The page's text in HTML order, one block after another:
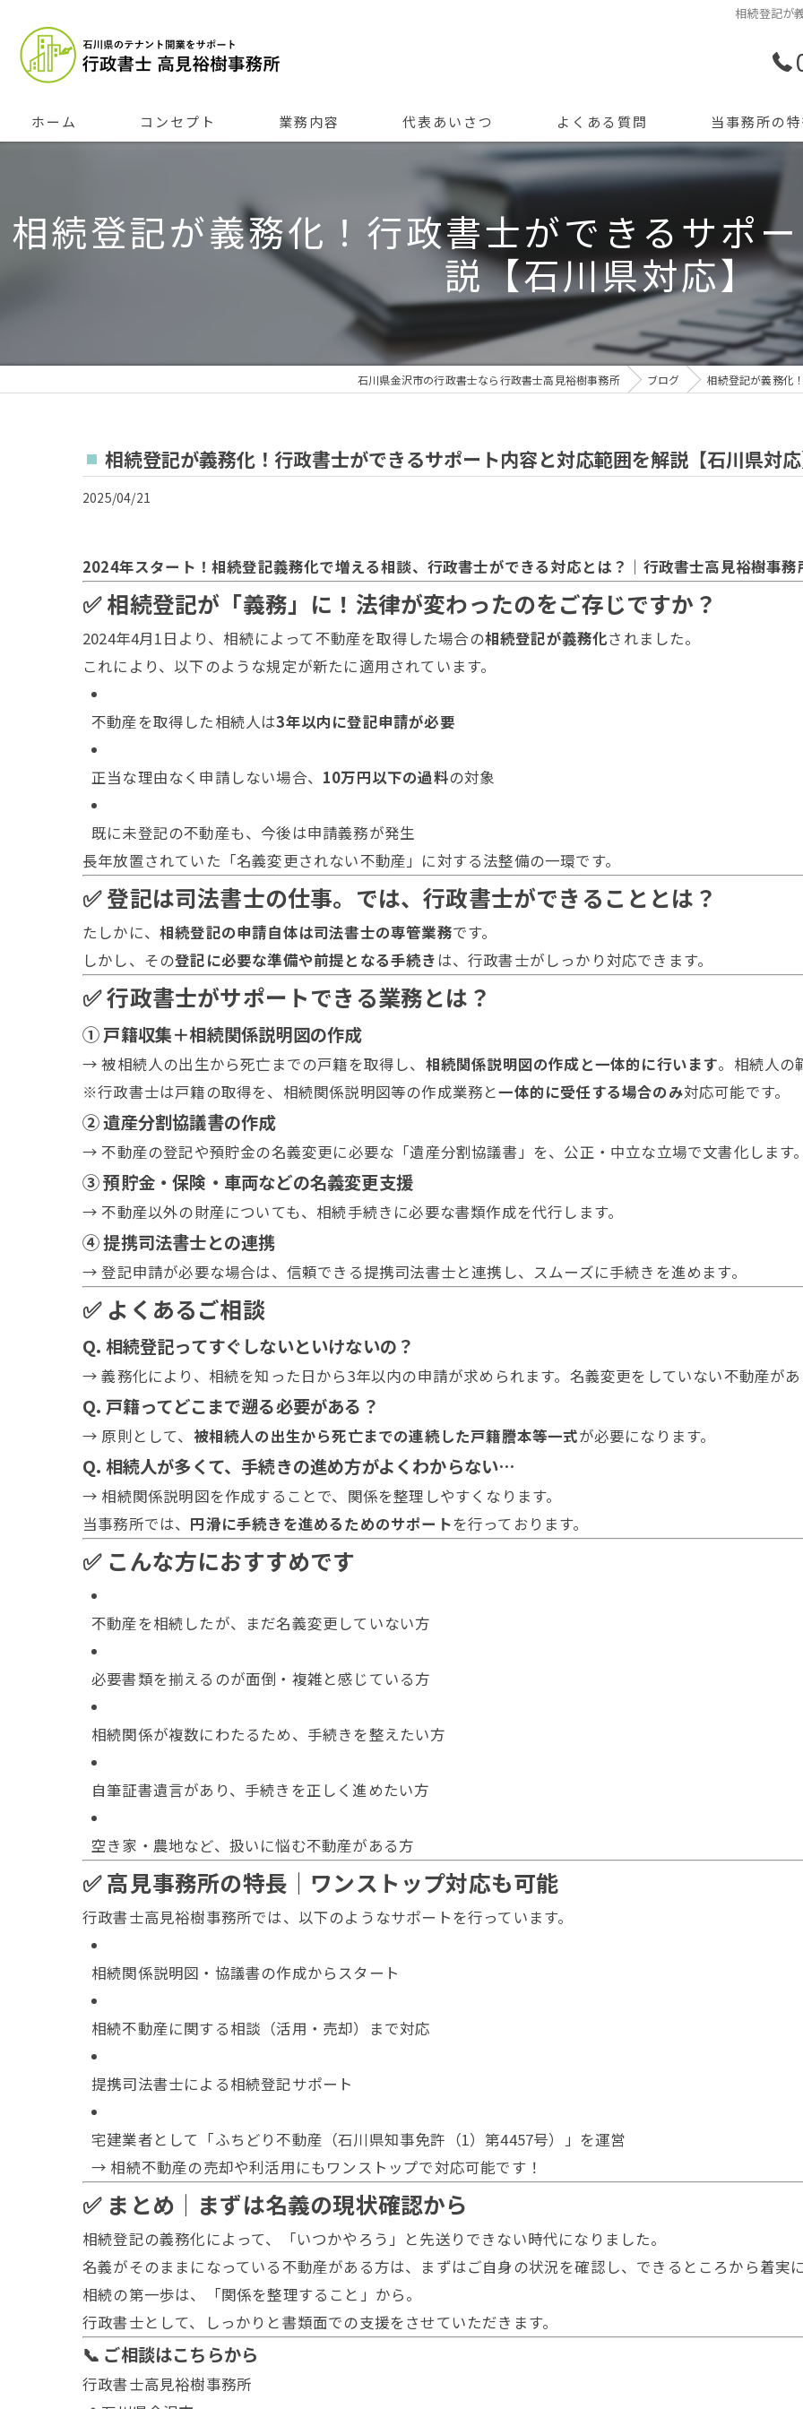
相続登記が
ホーム コンセプト 業務内容 代表あいさつ よくある質問 当事務所の
許認可申請
創業支援
開業
資金調達
会計記帳
相続登記が義務化！行政書士ができるサポ
説【石川県対応】
石川県金沢市の行政書士なら行政書士高見裕樹事務所 ブログ 相続登記が義務化
相続登記が義務化！行政書士ができるサポート内容と対応範囲を解説【石川県対応
2025/04/21
2024年スタート！相続登記義務化で増える相談、行政書士ができる対応とは？｜行政書士高見裕樹事務
✅ 相続登記が「義務」に！法律が変わったのをご存じですか？
2024年4月1日より、相続によって不動産を取得した場合の相続登記が義務化されました。
これにより、以下のような規定が新たに適用されています。
不動産を取得した相続人は3年以内に登記申請が必要
正当な理由なく申請しない場合、 10万円以下の過料の対象
既に未登記の不動産も、今後は申請義務が発生
長年放置されていた「名義変更されない不動産」に対する法整備の一環です。
✅ 登記は司法書士の仕事。では、行政書士ができることとは？
たしかに、 相続登記の申請自体は司法書士の専管業務です。
しかし、その登記に必要な準備や前提となる手続き は、行政書士がしっかり対応できます。
✅ 行政書士がサポートできる業務とは？
① 戸籍収集＋相続関係説明図の作成
→ 被相続人の出生から死亡までの戸籍を取得し、 相続関係説明図の作成と一体的に行います。相続人の
※行政書士は戸籍の取得を、相続関係説明図等の作成業務と一体的に受任する場合のみ対応可能です。
② 遺産分割協議書の作成
→ 不動産の登記や預貯金の名義変更に必要な「遺産分割協議書」を、公正・中立な立場で文書化します。
③ 預貯金・保険・車両などの名義変更支援
→ 不動産以外の財産についても、相続手続きに必要な書類作成を代行します。
④ 提携司法書士との連携
→ 登記申請が必要な場合は、信頼できる提携司法書士と連携し、スムーズに手続きを進めます。
✅ よくあるご相談
Q. 相続登記ってすぐしないといけないの？
→ 義務化により、相続を知った日から3年以内の申請が求められます。名義変更をしていない不動産があ
Q. 戸籍ってどこまで遡る必要がある？
→ 原則として、 被相続人の出生から死亡までの連続した戸籍謄本等一式が必要になります。
Q. 相続人が多くて、手続きの進め方がよくわからない…
→ 相続関係説明図を作成することで、関係を整理しやすくなります。
当事務所では、 円滑に手続きを進めるためのサポートを行っております。
✅ こんな方におすすめです
不動産を相続したが、まだ名義変更していない方
必要書類を揃えるのが面倒・複雑と感じている方
相続関係が複数にわたるため、手続きを整えたい方
自筆証書遺言があり、手続きを正しく進めたい方
空き家・農地など、扱いに悩む不動産がある方
✅ 高見事務所の特長｜ワンストップ対応も可能
行政書士高見裕樹事務所では、以下のようなサポートを行っています。
相続関係説明図・協議書の作成からスタート
相続不動産に関する相談（活用・売却）まで対応
提携司法書士による相続登記サポート
宅建業者として「ふちどり不動産（石川県知事免許（1）第4457号）」を運営
→ 相続不動産の売却や利活用にもワンストップで対応可能です！
✅ まとめ｜まずは名義の現状確認から
相続登記の義務化によって、「いつかやろう」と先送りできない時代になりました。
名義がそのままになっている不動産がある方は、まずはご自身の状況を確認し、できるところから着実
相続の第一歩は、「関係を整理すること」から。
行政書士として、しっかりと書類面での支援をさせていただきます。
📞 ご相談はこちらから
行政書士高見裕樹事務所